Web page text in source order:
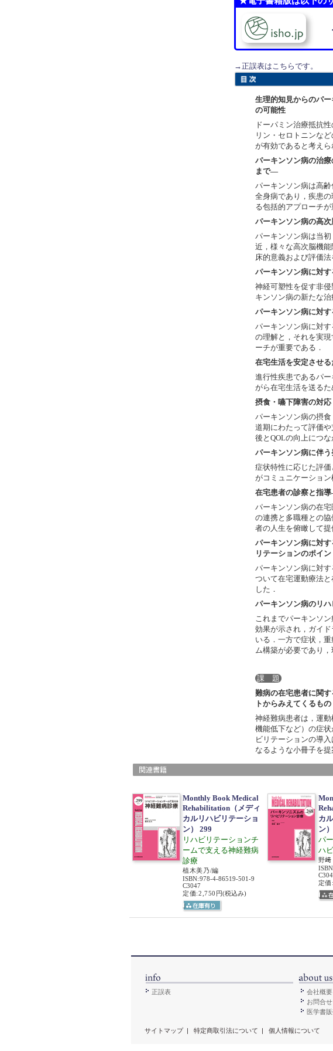
→正誤表はこちらです。
生理的知見からのパ
の可能性
ドーパミン治療抵抗
リン・セロトニンな
が有効であると考えら
パーキンソン病の治
まで―
パーキンソン病は高齢
全身病であり，疾患
る包括的アプローチが
パーキンソン病の高
パーキンソン病は当
近，様々な高次脳機
床的意義および評価法
パーキンソン病に対
神経可塑性を促す非
キンソン病の新たな
パーキンソン病に対
パーキンソン病に対
の理解と，それを実
ーチが重要である．
在宅生活を安定させ
進行性疾患であるパ
がら在宅生活を送る
摂食・嚥下障害の対応
パーキンソン病の摂
道期にわたって評価
後とQOLの向上につな
パーキンソン病に伴
症状特性に応じた評
がコミュニケーショ
在宅患者の診察と指
パーキンソン病の在
の連携と多職種との
者の人生を俯瞰して提
パーキンソン病に対
リテーションのポイン
パーキンソン病に対
ついて在宅運動療法
した．
パーキンソン病のリ
これまでパーキンソ
効果が示され，ガイ
いる．一方で症状，
ム構築が必要であり
課 題
難病の在宅患者に関
トからみえてくるもの
神経難病患者は，運
機能低下など）の症
ビリテーションの導
なるような小冊子を提
Monthly Book Medical
Rehabilitation（メディ
カルリハビリテーショ
ン） 299
リハビリテーションチ
ームで支える神経難病
診療
植木美乃/編
ISBN:978-4-86519-501-9
C3047
定価:2,750円(税込み)
カ
ン
パ
ハ
野
ISBN
定
正誤表
会社概要
お問合せ
医学書
サイトマップ| 特定商取引法について | 個人情報について